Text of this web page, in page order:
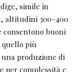
simile in
altitudini 300-400
consentono buoni
più
produzione di
per complessità e